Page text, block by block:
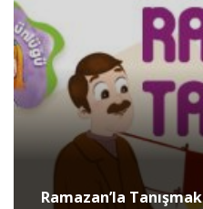
Ramazan’la Tanışmak